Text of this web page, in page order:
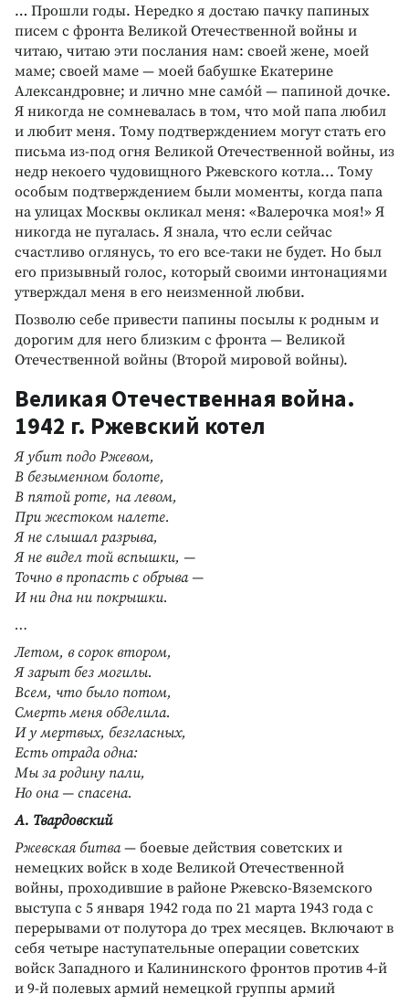
… Прошли годы. Нередко я достаю пачку папиных
писем с фронта Великой Отечественной войны и
читаю, читаю эти послания нам: своей жене, моей
маме; своей маме — моей бабушке Екатерине
Александровне; и лично мне само́й — папиной дочке.
Я никогда не сомневалась в том, что мой папа любил
и любит меня. Тому подтверждением могут стать его
письма из-под огня Великой Отечественной войны, из
недр некоего чудовищного Ржевского котла... Тому
особым подтверждением были моменты, когда папа
на улицах Москвы окликал меня: «Валерочка моя!» Я
никогда не пугалась. Я знала, что если сейчас
счастливо оглянусь, то его все-таки не будет. Но был
его призывный голос, который своими интонациями
утверждал меня в его неизменной любви.
Позволю себе привести папины посылы к родным и
дорогим для него близким с фронта — Великой
Отечественной войны (Второй мировой войны).
Великая Отечественная война.
1942 г. Ржевский котел
Я убит подо Ржевом,
В безыменном болоте,
В пятой роте, на левом,
При жестоком налете.
Я не слышал разрыва,
Я не видел той вспышки, —
Точно в пропасть с обрыва —
И ни дна ни покрышки.
…
Летом, в сорок втором,
Я зарыт без могилы.
Всем, что было потом,
Смерть меня обделила.
И у мертвых, безгласных,
Есть отрада одна:
Мы за родину пали,
Но она — спасена.
А. Твардовский
Ржевская битва— боевые действия советских и
немецких войск в ходе Великой Отечественной
войны, проходившие в районе Ржевско-Вяземского
выступа с 5 января 1942 года по 21 марта 1943 года с
перерывами от полутора до трех месяцев. Включают в
себя четыре наступательные операции советских
войск Западного и Калининского фронтов против 4-й
и 9-й полевых армий немецкой группы армий